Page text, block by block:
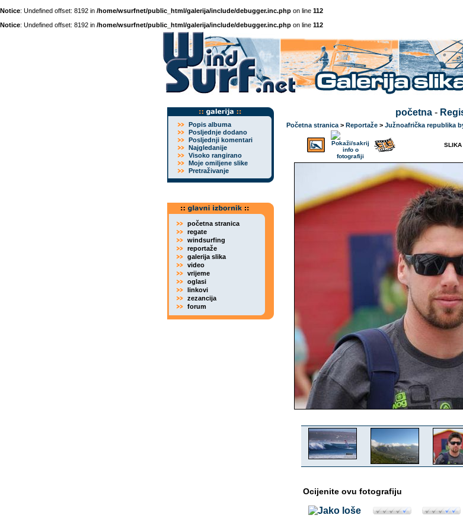
Notice: Undefined offset: 8192 in /home/wsurfnet/public_html/galerija/include/debugger.inc.php on line 112
Notice: Undefined offset: 8192 in /home/wsurfnet/public_html/galerija/include/debugger.inc.php on line 112
Popis albuma
Posljednje dodano
Posljednji komentari
Najgledanije
Visoko rangirano
Moje omiljene slike
Pretraživanje
početna stranica
regate
windsurfing
reportaže
galerija slika
video
vrijeme
oglasi
linkovi
zezancija
forum
početna-
Početna stranica > Reportaže > Južnoafrička republika
Ocijenite ovu fotografiju